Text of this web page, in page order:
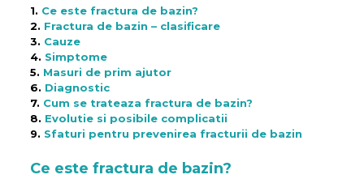
1. Ce este fractura de bazin?
2. Fractura de bazin – clasificare
3. Cauze
4. Simptome
5. Masuri de prim ajutor
6. Diagnostic
7. Cum se trateaza fractura de bazin?
8. Evolutie si posibile complicatii
9. Sfaturi pentru prevenirea fracturii de bazin
Ce este fractura de bazin?